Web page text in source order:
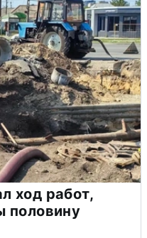
ход работ,
половину